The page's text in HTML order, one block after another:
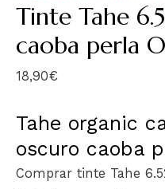
Tinte Tahe
caoba perla
18,90€
Tahe organic
oscuro caoba
Comprar tinte Tahe